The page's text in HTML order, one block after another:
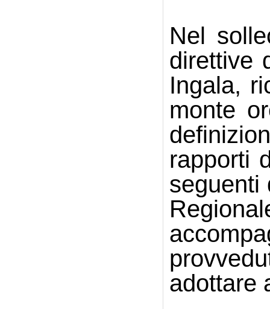
Nel
direttive
Ingala,
monte
rapporti
seguenti
adottare